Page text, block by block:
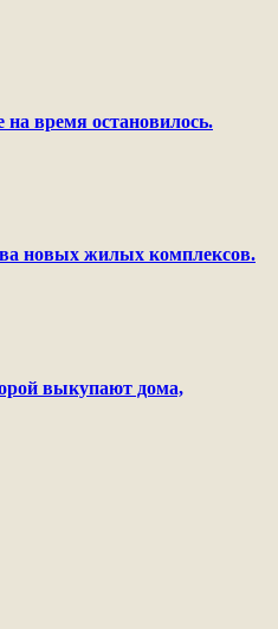
время остановилось.
новых жилых комплексов.
выкупают дома,